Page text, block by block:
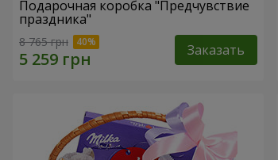
Подарочная коробка "Предчувствие
праздника"
8 765 грн Заказать